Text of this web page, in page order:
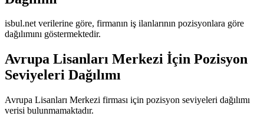
isbul.net verilerine göre, firmanın iş ilanlarının pozisyonlara göre
dağılımını göstermektedir.
Avrupa Lisanları Merkezi İçin Pozisyon
Seviyeleri Dağılımı
Avrupa Lisanları Merkezi firması için pozisyon seviyeleri dağılımı
verisi bulunmamaktadır.